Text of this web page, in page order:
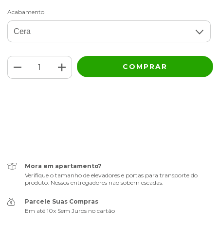
Acabamento
Mora em apartamento?
Verifique o tamanho de elevadores e portas para transporte do
produto. Nossos entregadores não sobem escadas.
Parcele Suas Compras
Em até 10x Sem Juros no cartão